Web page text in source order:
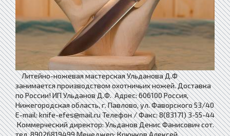
Литейно-ножевая мастерская Ульданова Д.Ф
занимается производством охотничьих ножей. Доставка
по России! ИП Ульданов Д.Ф. Адрес: 606100 Россия,
Нижегородская область, г. Павлово, ул. Фаворского 53/40
E-mail: knife-efes@mail.ru Телефон / Факс: 8(83171) 3-55-44
Коммерческий директор: Ульданов Денис Фанисович сот.
тел. 89026819499 Менеджер: Крючков Алексей